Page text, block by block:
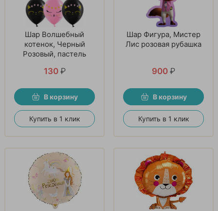
Шар Волшебный
котенок, Черный
Розовый, пастель
130 ₽
В корзину
Купить в 1 клик
Шар Фигура, Мистер
Лис розовая рубашка
900 ₽
В корзину
Купить в 1 клик